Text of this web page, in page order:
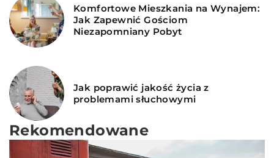
Komfortowe Mieszkania na Wynajem:
Jak Zapewnić Gościom
Niezapomniany Pobyt
Jak poprawić jakość życia z
problemami słuchowymi
Rekomendowane